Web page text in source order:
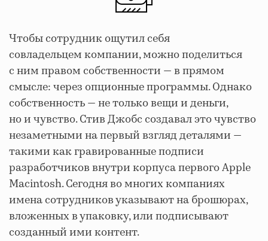
Чтобы сотрудник ощутил себя
совладельцем компании, можно поделиться
с ним правом собственности — в прямом
смысле: через опционные программы. Однако
собственность — не только вещи и деньги,
но и чувство. Стив Джобс создавал это чувство
незаметными на первый взгляд деталями —
такими как гравированные подписи
разработчиков внутри корпуса первого Apple
Macintosh. Сегодня во многих компаниях
имена сотрудников указывают на брошюрах,
вложенных в упаковку, или подписывают
созданный ими контент.